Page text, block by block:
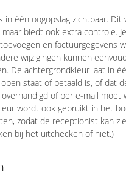
in één oogopslag zichtbaar. Dit
biedt ook extra controle.
en factuurgegevens
wijzigingen kunnen
De achtergrondkleur laat in
staat of betaald is, of dat
of per e-mail moet
wordt ook gebruikt in het
zodat de receptionist kan
bij het uitchecken of niet.)